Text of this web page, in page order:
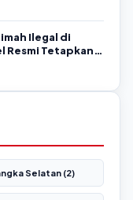
Ilegal di
Tetapkan 4
Selatan (2)